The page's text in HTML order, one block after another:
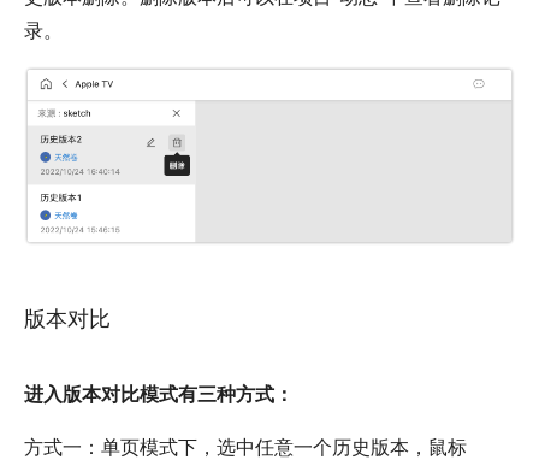
录。
版本对比
进入版本对比模式有三种方式：
方式一：单页模式下，选中任意一个历史版本，鼠标